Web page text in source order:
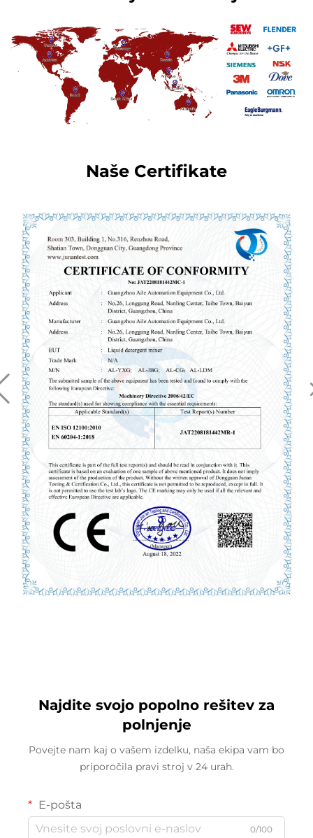
Naše Certifikate
Najdite svojo popolno rešitev za
polnjenje
Povejte nam kaj o vašem izdelku, naša ekipa vam bo
priporočila pravi stroj v 24 urah.
E-pošta
0/100